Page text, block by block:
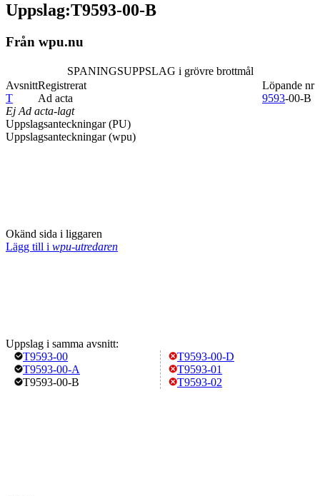
Uppslag:T9593-00-B
Från wpu.nu
SPANINGSUPPSLAG i grövre brottmål
Avsnitt
T
Löpande nr
9593-00-B
Registrerat
Ad acta
Ej Ad acta-lagt
Uppslagsanteckningar (PU)
Uppslagsanteckningar (wpu)
Okänd sida i liggaren
Lägg till i wpu-utredaren
Uppslag i samma avsnitt:
T9593-00
T9593-00-A
T9593-00-B
T9593-00-D
T9593-01
T9593-02